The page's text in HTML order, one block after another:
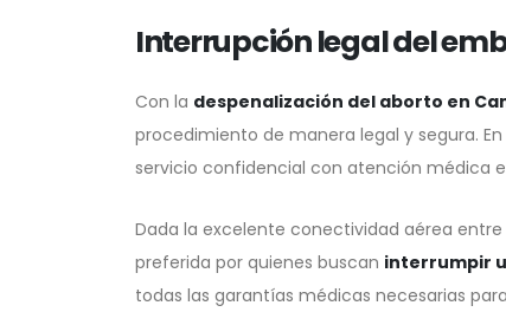
Interrupción legal del
Con la despenalización del aborto en
procedimiento de manera legal y segura. En
servicio confidencial con atención médica
Dada la excelente conectividad aérea entre
preferida por quienes buscan interrumpir
todas las garantías médicas necesarias